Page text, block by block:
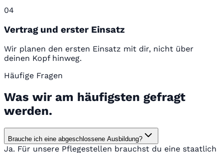
04
Vertrag und erster Einsatz
Wir planen den ersten Einsatz mit dir, nicht über
deinen Kopf hinweg.
Häufige Fragen
Was wir am häufigsten gefragt
werden.
Brauche ich eine abgeschlossene Ausbildung?
Ja. Für unsere Pflegestellen brauchst du eine staatlich